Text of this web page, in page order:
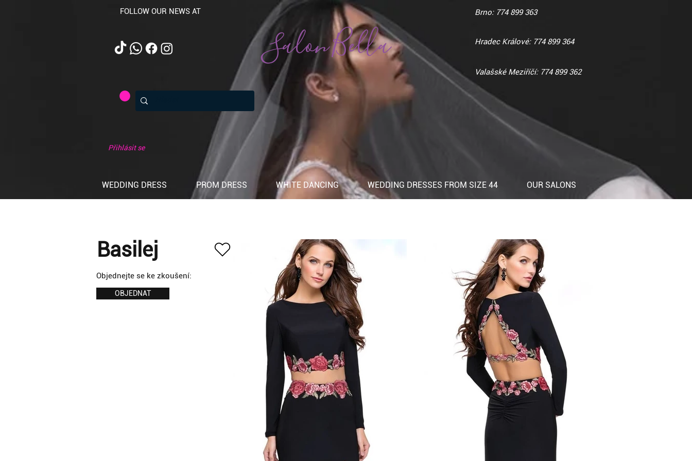
FOLLOW OUR NEWS AT
Salon Bella
Brno: 774 899 363
Hradec Králové: 774 899 364
Valašské Meziříčí: 774 899 362
Přihlásit se
WEDDING DRESS PROM DRESS WHITE DANCING WEDDING DRESSES FROM SIZE 44 OUR SALONS
Basilej
Objednejte se ke zkoušení:
OBJEDNAT